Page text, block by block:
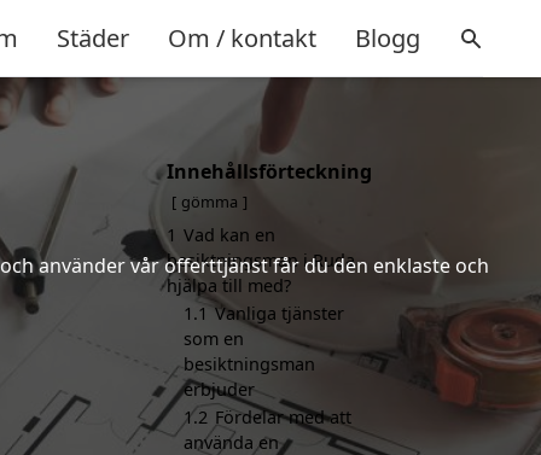
Städer Om / kontakt Blogg
använder vår offerttjänst får du den enklaste och
Innehållsförteckning
gömma
1 Vad kan en
besiktningsman i Ruda
hjälpa till med?
1.1 Vanliga tjänster
som en
besiktningsman
erbjuder
1.2 Fördelar med att
använda en